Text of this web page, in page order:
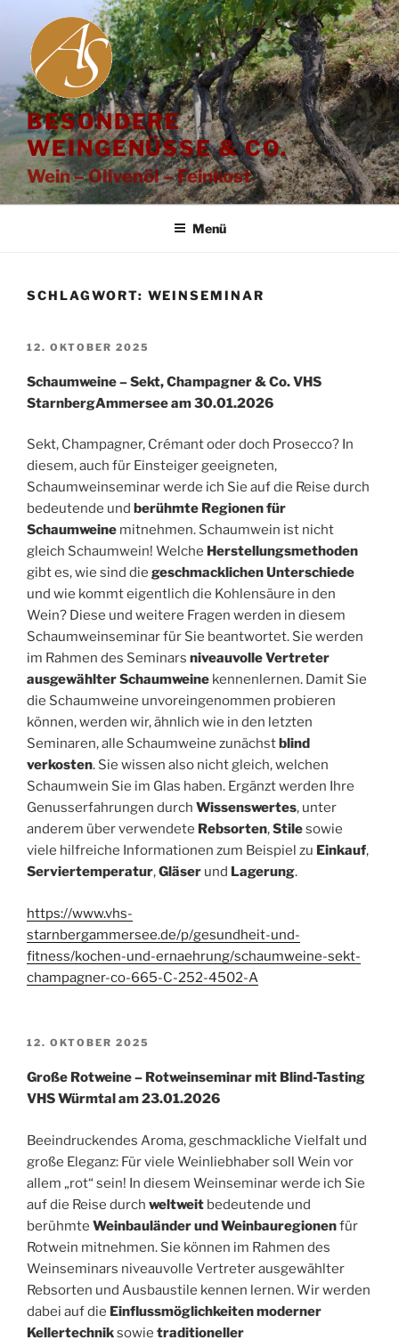
springen
BESONDERE
WEINGENÜSSE & CO.
Wein – Olivenöl – Feinkost
Menü
SCHLAGWORT: WEINSEMINAR
VERÖFFENTLICHT
12. OKTOBER 2025
Schaumweine – Sekt, Champagner & Co. VHS
StarnbergAmmersee am 30.01.2026
Sekt, Champagner, Crémant oder doch Prosecco? In
diesem, auch für Einsteiger geeigneten,
Schaumweinseminar werde ich Sie auf die Reise durch
bedeutende und berühmte Regionen für
Schaumweine mitnehmen. Schaumwein ist nicht
gleich Schaumwein! Welche Herstellungsmethoden
gibt es, wie sind die geschmacklichen Unterschiede
und wie kommt eigentlich die Kohlensäure in den
Wein? Diese und weitere Fragen werden in diesem
Schaumweinseminar für Sie beantwortet. Sie werden
im Rahmen des Seminars niveauvolle Vertreter
ausgewählter Schaumweine kennenlernen. Damit Sie
die Schaumweine unvoreingenommen probieren
können, werden wir, ähnlich wie in den letzten
Seminaren, alle Schaumweine zunächstblind
verkosten. Sie wissen also nicht gleich, welchen
Schaumwein Sie im Glas haben. Ergänzt werden Ihre
Genusserfahrungen durch Wissenswertes, unter
anderem über verwendete Rebsorten,Stilesowie
viele hilfreiche Informationen zum Beispiel zu Einkauf,
Serviertemperatur,Gläser und Lagerung.
https://www.vhs-
starnbergammersee.de/p/gesundheit-und-
fitness/kochen-und-ernaehrung/schaumweine-sekt-
champagner-co-665-C-252-4502-A
VERÖFFENTLICHT
12. OKTOBER 2025
Große Rotweine – Rotweinseminar mit Blind-Tasting
VHS Würmtal am 23.01.2026
Beeindruckendes Aroma, geschmackliche Vielfalt und
große Eleganz: Für viele Weinliebhaber soll Wein vor
allem „rot“ sein! In diesem Weinseminar werde ich Sie
auf die Reise durch weltweit bedeutende und
berühmte Weinbauländer und Weinbauregionenfür
Rotwein mitnehmen. Sie können im Rahmen des
Weinseminars niveauvolle Vertreter ausgewählter
Rebsorten und Ausbaustile kennen lernen. Wir werden
dabei auf die Einflussmöglichkeiten moderner
Kellertechniksowie traditioneller